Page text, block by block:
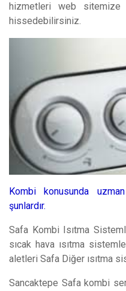
hizmetleri web sitemize
hissedebilirsiniz.
Kombi konusunda
şunlardır.
Safa Kombi Isıtma
sıcak hava ısıtma
aletleri Safa Diğer ısıtma
Sancaktepe Safa kombi